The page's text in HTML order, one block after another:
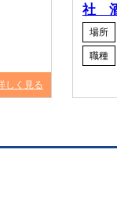
しく見る
社
場所
職種